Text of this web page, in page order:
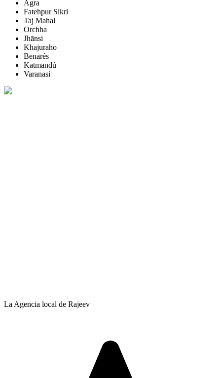
Agra
Fatehpur Sikri
Taj Mahal
Orchha
Jhānsi
Khajuraho
Benarés
Katmandú
Varanasi
La Agencia local de Rajeev